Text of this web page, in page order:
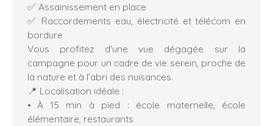
✅ Assainissement en place
✅ Raccordements eau, électricité et télécom en
bordure
Vous profitez d'une vue dégagée sur la
campagne pour un cadre de vie serein, proche de
la nature et à l’abri des nuisances.
📍 Localisation idéale :
À 15 min à pied : école maternelle, école
élémentaire, restaurants